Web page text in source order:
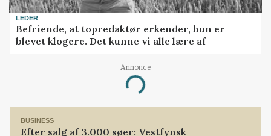
LEDER
Befriende, at topredaktør erkender, hun er
blevet klogere. Det kunne vi alle lære af
Annonce
Loading...
BUSINESS
Efter salg af 3.000 søer: Vestfynsk